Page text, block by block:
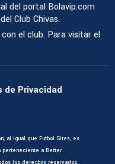
del portal Bolavip.com
Club Chivas.
el club. Para visitar el
de Privacidad
al igual que Futbol Sites, es
perteneciente a Better
los derechos reservados.